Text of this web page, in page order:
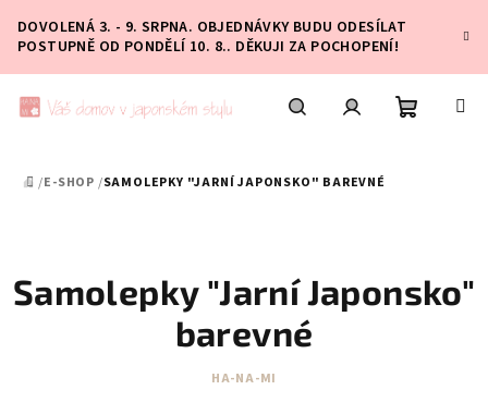
obsah
DOVOLENÁ 3. - 9. SRPNA. OBJEDNÁVKY BUDU ODESÍLAT
POSTUPNĚ OD PONDĚLÍ 10. 8.. DĚKUJI ZA POCHOPENÍ!
DOMŮ
/E-SHOP /SAMOLEPKY "JARNÍ JAPONSKO" BAREVNÉ
Samolepky "Jarní Japonsko"
barevné
HA-NA-MI